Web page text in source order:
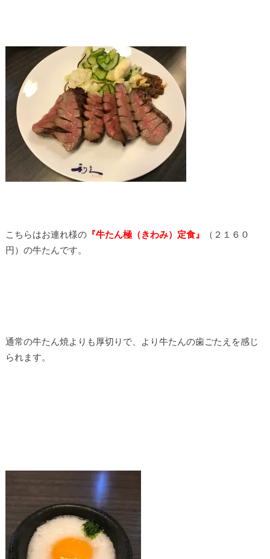
こちらはお連れ様の『牛たん極（きわみ）定食』
（２１６０
円）の牛たんです。
通常の牛たん焼よりも厚切りで、より牛たんの歯ごたえを感じ
られます。